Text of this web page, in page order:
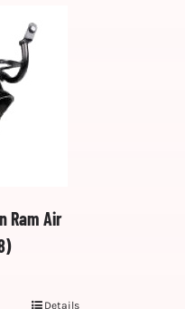
Ram Air
Details